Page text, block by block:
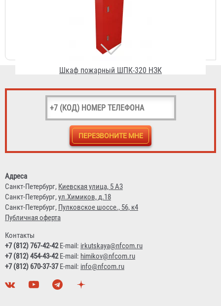
Рукав РПК (В) д. 50 мм с головкой ГР-50АП и стволом
1 295 ₽
Адреса
Санкт-Петербург, Киевская улица, 5 А3
Санкт-Петербург,ул.Химиков, д.18
Санкт-Петербург, Пулковское шоссе., 56, к4
Публичная оферта
Контакты
+7 (812) 767-42-42E-mail: irkutskaya@nfcom.ru
+7 (812) 454-43-42E-mail: himikov@nfcom.ru
+7 (812) 670-37-37E-mail: info@nfcom.ru